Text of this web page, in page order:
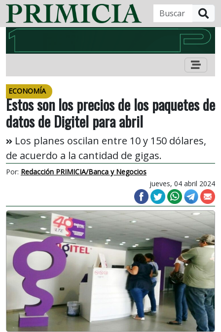
ECONOMÍA
Estos son los precios de los paquetes de
datos de Digitel para abril
Los planes oscilan entre 10 y 150 dólares,
de acuerdo a la cantidad de gigas.
Por: Redacción PRIMICIA/Banca y Negocios
jueves, 04 abril 2024